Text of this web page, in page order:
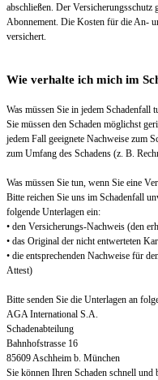
abschließen. Der
Abonnement. Die Kosten für die An-
versichert.
Wie verhalte ich mich im
Was müssen Sie in jedem Schadenfall
Sie müssen den Schaden möglichst
jedem Fall geeignete Nachweise zum
zum Umfang des Schadens (z. B.
Was müssen Sie tun, wenn Sie eine
Bitte reichen Sie uns im Schadenfall
folgende Unterlagen ein:
• den Versicherungs-Nachweis (den
• das Original der nicht entwerteten
• die entsprechenden Nachweise für
Attest)
Bitte senden Sie die Unterlagen an
AGA International S.A.
Schadenabteilung
Bahnhofstrasse 16
85609 Aschheim b. München
Sie können Ihren Schaden schnell und